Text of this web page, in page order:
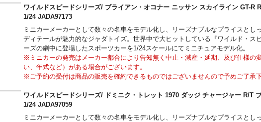
※画像はサンプル画像となります。実際の商品とは異なる場合がございます。
ワイルドスピードシリーズ/ ブライアン・オコナー ニッサン スカイライン GT-R
1/24 JADA97173
ミニカーメーカーとして数々の名車をモデル化し、リーズナブルなプライスとし
ディテールが魅力的なジャダトイズ。世界中で大ヒットしている『ワイルド・ス
ーズの劇中に登場したスポーツカーを1/24スケールにてミニチュアモデル化。
※ミニカーの発売はメーカー都合により告知無く中止・減産・延期、及び仕様の
い、年式など）がある場合がございます。
※ご予約の受付は商品の販売を確約できるものではございませんので予めご了承下
ワイルドスピードシリーズ/ ドミニク・トレット 1970 ダッジ チャージャー R/T
1/24 JADA97059
ミニカーメーカーとして数々の名車をモデル化し、リーズナブルなプライスとし